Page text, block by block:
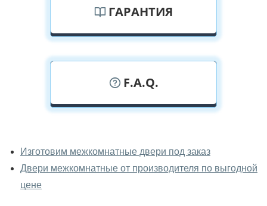
ГАРАНТИЯ
F.A.Q.
межкомнатные двери фаворит
вживую?
Да, можно посмотреть межкомнатные двери фаворит
Изготовим межкомнатные двери под заказ
Двери межкомнатные от производителя по выгодной
цене